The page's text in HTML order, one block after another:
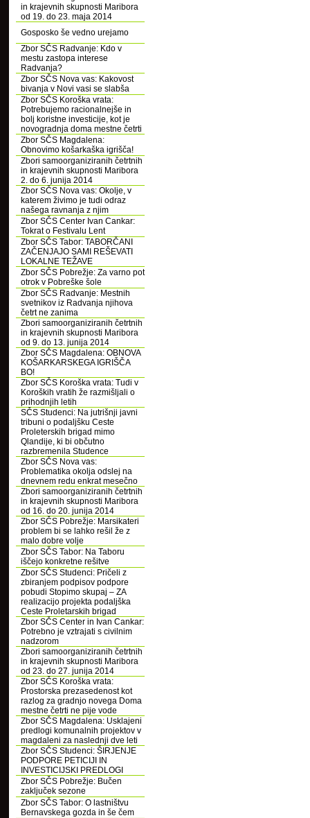
in krajevnih skupnosti Maribora
od 19. do 23. maja 2014
Gosposko še vedno urejamo
Zbor SČS Radvanje: Kdo v
mestu zastopa interese
Radvanja?
Zbor SČS Nova vas: Kakovost
bivanja v Novi vasi se slabša
Zbor SČS Koroška vrata:
Potrebujemo racionalnejše in
bolj koristne investicije, kot je
novogradnja doma mestne četrti
Zbor SČS Magdalena:
Obnovimo košarkaška igrišča!
Zbori samoorganiziranih četrtnih
in krajevnih skupnosti Maribora
2. do 6. junija 2014
Zbor SČS Nova vas: Okolje, v
katerem živimo je tudi odraz
našega ravnanja z njim
Zbor SČS Center Ivan Cankar:
Tokrat o Festivalu Lent
Zbor SČS Tabor: TABORČANI
ZAČENJAJO SAMI REŠEVATI
LOKALNE TEŽAVE
Zbor SČS Pobrežje: Za varno pot
otrok v Pobreške šole
Zbor SČS Radvanje: Mestnih
svetnikov iz Radvanja njihova
četrt ne zanima
Zbori samoorganiziranih četrtnih
in krajevnih skupnosti Maribora
od 9. do 13. junija 2014
Zbor SČS Magdalena: OBNOVA
KOŠARKARSKEGA IGRIŠČA
BO!
Zbor SČS Koroška vrata: Tudi v
Koroških vratih že razmišljali o
prihodnjih letih
SČS Studenci: Na jutrišnji javni
tribuni o podaljšku Ceste
Proleterskih brigad mimo
Qlandije, ki bi občutno
razbremenila Studence
Zbor SČS Nova vas:
Problematika okolja odslej na
dnevnem redu enkrat mesečno
Zbori samoorganiziranih četrtnih
in krajevnih skupnosti Maribora
od 16. do 20. junija 2014
Zbor SČS Pobrežje: Marsikateri
problem bi se lahko rešil že z
malo dobre volje
Zbor SČS Tabor: Na Taboru
iščejo konkretne rešitve
Zbor SČS Studenci: Pričeli z
zbiranjem podpisov podpore
pobudi Stopimo skupaj – ZA
realizacijo projekta podaljška
Ceste Proletarskih brigad
Zbor SČS Center in Ivan Cankar:
Potrebno je vztrajati s civilnim
nadzorom
Zbori samoorganiziranih četrtnih
in krajevnih skupnosti Maribora
od 23. do 27. junija 2014
Zbor SČS Koroška vrata:
Prostorska prezasedenost kot
razlog za gradnjo novega Doma
mestne četrti ne pije vode
Zbor SČS Magdalena: Usklajeni
predlogi komunalnih projektov v
magdaleni za naslednji dve leti
Zbor SČS Studenci: ŠIRJENJE
PODPORE PETICIJI IN
INVESTICIJSKI PREDLOGI
Zbor SČS Pobrežje: Bučen
zaključek sezone
Zbor SČS Tabor: O lastništvu
Bernavskega gozda in še čem